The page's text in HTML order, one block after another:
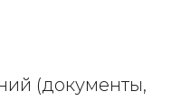
(документы,